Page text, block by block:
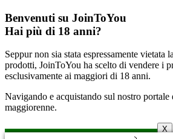
Benvenuti su JoinToYou
Hai più di 18 anni?
Seppur non sia stata espressamente vietata
prodotti, JoinToYou ha scelto di vendere i
esclusivamente ai maggiori di 18 anni.
Navigando e acquistando sul nostro
maggiorenne.
X